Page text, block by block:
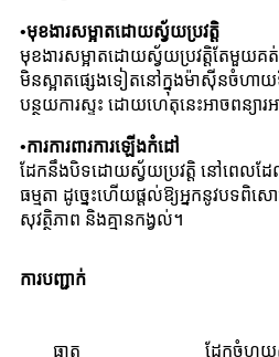
•មុខងារសម្អាតដោយស្វ័យប្រវត្តិ
មុខងារសម្អាតដោយស្វ័យប្រវត្តិតែមួយគត់
មិនស្អាតផ្សេងទៀតនៅក្នុងម៉ាស៊ីនចំហា
បន្ថយការស្ទះ ដោយហេតុនេះអាចពន្យា
•ការការពារការឡើងកំដៅ
ដែកនឹងបិទដោយស្វ័យប្រវត្តិ នៅពេលដ
ធម្មតា ដូច្នេះហើយផ្តល់ឱ្យអ្នកនូវបទពិ
សុវត្ថិភាព និងគ្មានកង្វល់។
ការបញ្ជាក់
ធាតុ ដែកចំហុយ